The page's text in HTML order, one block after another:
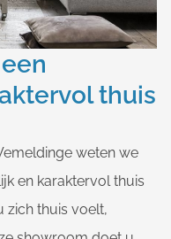
thuis
weten we
en karaktervol thuis
zich thuis voelt,